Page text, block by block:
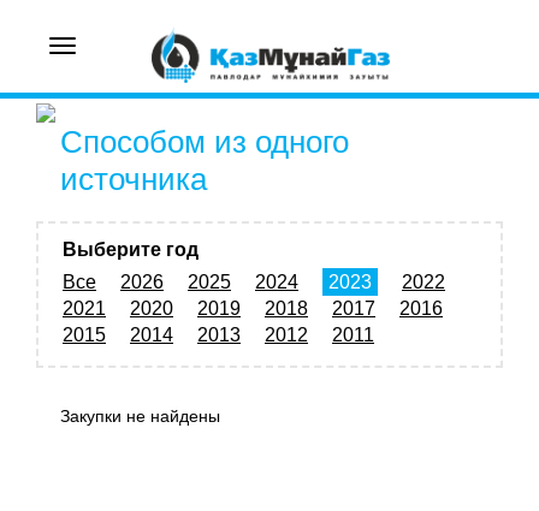
Toggle
Способом из одного
источника
Выберите год
Все
2026 2025 2024 2023
2022
2021
2020 2019 2018 2017
2016
2015
2014 2013 2012 2011
Закупки не найдены